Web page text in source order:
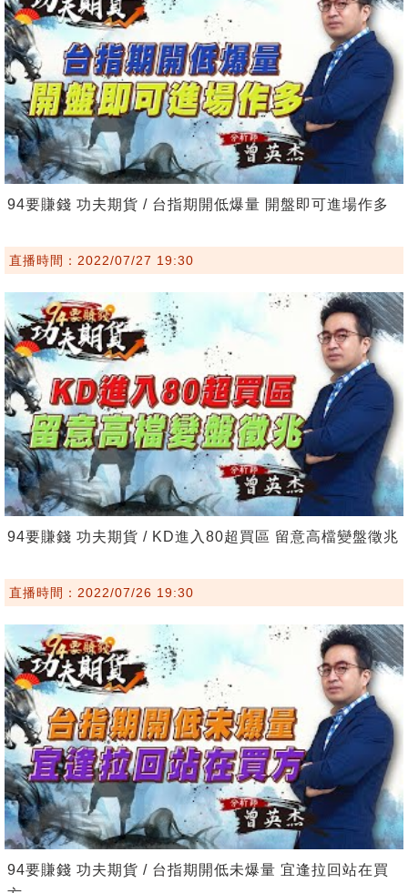
94要賺錢 功夫期貨 / 台指期開低爆量 開盤即可進場作多
直播時間：2022/07/27 19:30
94要賺錢 功夫期貨 / KD進入80超買區 留意高檔變盤徵兆
直播時間：2022/07/26 19:30
94要賺錢 功夫期貨 / 台指期開低未爆量 宜逢拉回站在買